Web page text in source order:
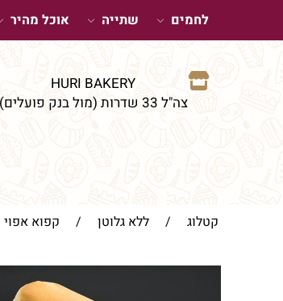
HURI BAKERY
צה"ל 33 שדרות (מול בנק פועלים)
לחמים שתייה אוכל מהיר
קטלוג / ללא גלוטן / קפוא אפוי